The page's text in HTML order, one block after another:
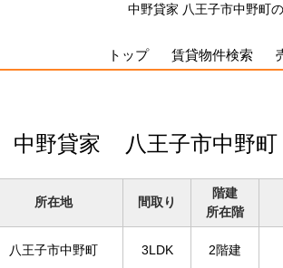
中野貸家 八王子市中野町
トップ 賃貸物件検索
中野貸家 八王子市中野
所在地 間取り
階建
所在階
八王子市中野町 3LDK 2階建